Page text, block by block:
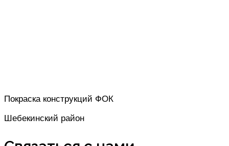
Покраска конструкций ФОК
Шебекинский район